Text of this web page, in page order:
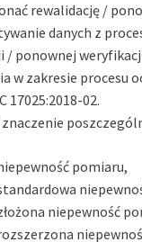
rewalidację /
danych z
/ ponownej
w zakresie procesu
17025:2018-02.
pomiaru,
niepewność